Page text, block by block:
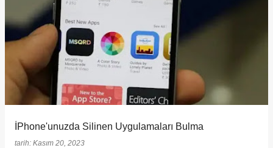
İPhone'unuzda Silinen Uygulamaları Bulma
tarih: Kasım 20, 2023